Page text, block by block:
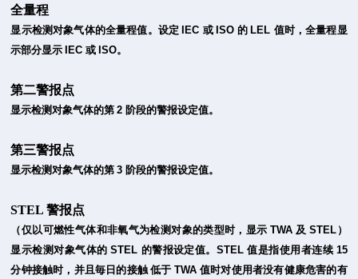
全量程
显示检测对象气体的全量程值。设定 IEC 或 ISO的 LEL 值时，全量程显
示部分显示 IEC或 ISO。
第二警报点
显示检测对象气体的第2 阶段的警报设定值。
第三警报点
显示检测对象气体的第3 阶段的警报设定值。
STEL 警报点
（仅以可燃性气体和非氧气为检测对象的类型时，显示TWA及STEL ）
显示检测对象气体的STEL 的警报设定值。 STEL值是指使用者连续 15
分钟接触时，并且毎日的接触低于 TWA 值时对使用者没有健康危害的有